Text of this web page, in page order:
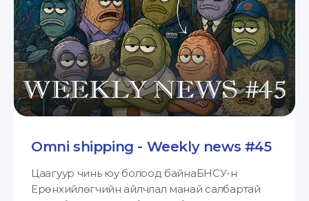
Omni shipping - Weekly news #45
Цаагуур чинь юу болоод байнаБНСУ-н
Ерөнхийлөгчийн айлчлал манай салбартай